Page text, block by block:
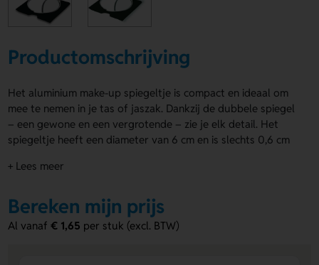
Productomschrijving
Het aluminium make-up spiegeltje is compact en ideaal om
mee te nemen in je tas of jaszak. Dankzij de dubbele spiegel
– een gewone en een vergrotende – zie je elk detail. Het
spiegeltje heeft een diameter van 6 cm en is slechts 0,6 cm
bedrukt of gegraveerd worden op de boven- of onderzijde.
boodschap.
Voordelen van de aluminium make-up spiegeltje
+ Lees meer
Bereken mijn prijs
Al vanaf€ 1,65 per stuk (excl. BTW)